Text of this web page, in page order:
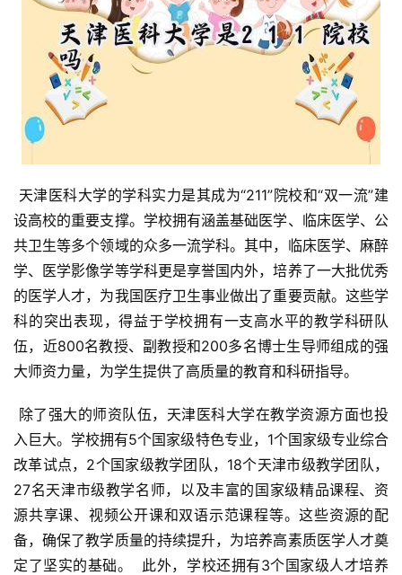
设高校的重要支撑。学校拥有涵盖基础医学、临床医学、公
共卫生等多个领域的众多一流学科。其中，临床医学、麻醉
学、医学影像学等学科更是享誉国内外，培养了一大批优秀
的医学人才，为我国医疗卫生事业做出了重要贡献。这些学
科的突出表现，得益于学校拥有一支高水平的教学科研队
伍，近800名教授、副教授和200多名博士生导师组成的强
大师资力量，为学生提供了高质量的教育和科研指导。
入巨大。学校拥有5个国家级特色专业，1个国家级专业综合
改革试点，2个国家级教学团队，18个天津市级教学团队，
27名天津市级教学名师，以及丰富的国家级精品课程、资
源共享课、视频公开课和双语示范课程等。这些资源的配
备，确保了教学质量的持续提升，为培养高素质医学人才奠
定了坚实的基础。  此外，学校还拥有3个国家级人才培养